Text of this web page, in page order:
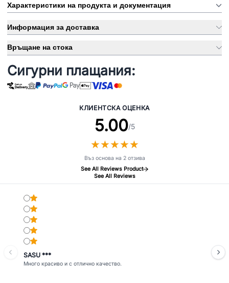
Характеристики на продукта и документация
Информация за доставка
Връщане на стока
Сигурни плащания:
КЛИЕНТСКА ОЦЕНКА
5.00/5
★★★★★
★★★★★
Въз основа на 2 отзива
See All Reviews Product
See All Reviews
SASU ***
Много красиво и с отлично качество.